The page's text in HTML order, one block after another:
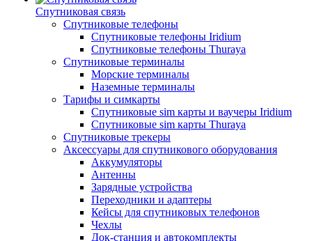
Спутниковая связь
Спутниковые телефоны
Спутниковые телефоны Iridium
Спутниковые телефоны Thuraya
Спутниковые терминалы
Морские терминалы
Наземные терминалы
Тарифы и симкарты
Спутниковые sim карты и ваучеры Iridium
Спутниковые sim карты Thuraya
Спутниковые трекеры
Аксессуары для спутникового оборудования
Аккумуляторы
Антенны
Зарядные устройства
Переходники и адаптеры
Кейсы для спутниковых телефонов
Чехлы
Док-станция и автокомплекты